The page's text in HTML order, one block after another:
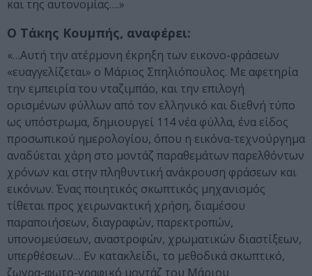
και της αυτονομίας….»
Ο Τάκης Κουμπής, αναφέρει:
«…Αυτή την ατέρμονη έκρηξη των εικονο-φράσεων
«ευαγγελίζεται» ο Μάριος Σπηλιόπουλος. Με αφετηρία
την εμπειρία του νταζιμπάο, και την επιλογή
ορισμένων φύλλων από τον ελληνικό και διεθνή τύπο
ως υπόστρωμα, δημιουργεί 114 νέα φύλλα, ένα είδος
προσωπικού ημερολογίου, όπου η εικόνα-τεχνούργημα
αναδύεται χάρη στο μοντάζ παραθεμάτων παρελθόντων
χρόνων και στην πληθυντική ανάκρουση φράσεων και
εικόνων. Ένας ποιητικός σκωπτικός μηχανισμός
τίθεται προς χειρωνακτική χρήση, διαμέσου
παραποιήσεων, διαγραφών, παρεκτροπών,
υπονομεύσεων, αναστροφών, χρωματικών διαστίξεων,
υπερθέσεων… Εν κατακλείδι, το μεθοδικά σκωπτικό,
ζωγρα-φωτο-γραφικό μοντάζ του Μάριου